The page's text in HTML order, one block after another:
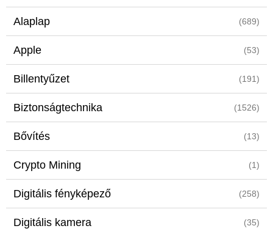
Alaplap (689)
Apple (53)
Billentyűzet (191)
Biztonságtechnika (1526)
Bővítés (13)
Crypto Mining (1)
Digitális fényképező (258)
Digitális kamera (35)